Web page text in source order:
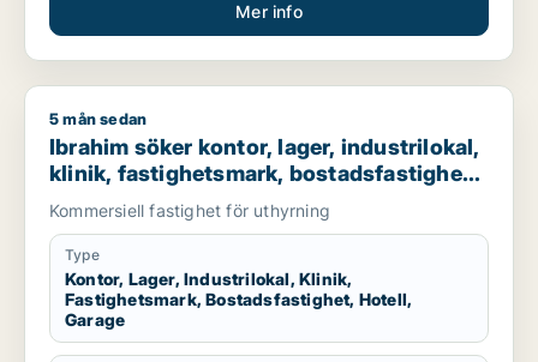
Mer info
Ibrahim söker kontor, lager, industrilokal, klinik,
5 mån sedan
Ibrahim söker kontor, lager, industrilokal,
klinik, fastighetsmark, bostadsfastighet,
hotell eller garage till salu i Stockholms
Kommersiell fastighet för uthyrning
Type
Kontor, Lager, Industrilokal, Klinik,
Fastighetsmark, Bostadsfastighet, Hotell,
Garage